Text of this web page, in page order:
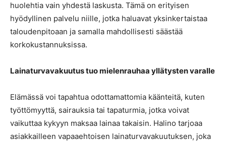
huolehtia vain yhdestä laskusta. Tämä on erityisen
hyödyllinen palvelu niille, jotka haluavat yksinkertaistaa
taloudenpitoaan ja samalla mahdollisesti säästää
korkokustannuksissa.
Lainaturvavakuutus tuo mielenrauhaa yllätysten varalle
Elämässä voi tapahtua odottamattomia käänteitä, kuten
työttömyyttä, sairauksia tai tapaturmia, jotka voivat
vaikuttaa kykyyn maksaa lainaa takaisin. Halino tarjoaa
asiakkailleen vapaaehtoisen lainaturvavakuutuksen, joka